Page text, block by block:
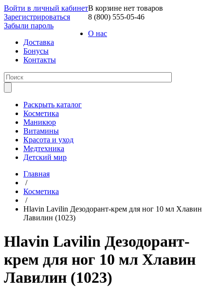
Войти в личный кабинет
Зарегистрироваться
Забыли пароль
В корзине нет товаров
8 (800) 555-05-46
О нас
Доставка
Бонусы
Контакты
Раскрыть каталог
Косметика
Маникюр
Витамины
Красота и уход
Медтехника
Детский мир
Главная
/
Косметика
/
Hlavin Lavilin Дезодорант-крем для ног 10 мл Хлавин
Лавилин (1023)
Hlavin Lavilin Дезодорант-
крем для ног 10 мл Хлавин
Лавилин (1023)